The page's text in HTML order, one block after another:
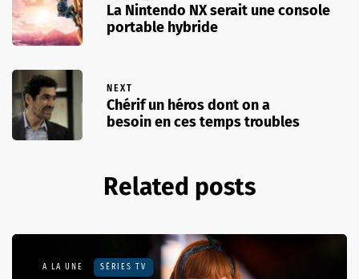
La Nintendo NX serait une console
portable hybride
NEXT
Chérif un héros dont on a
besoin en ces temps troubles
Related posts
A LA UNE SÉRIES TV